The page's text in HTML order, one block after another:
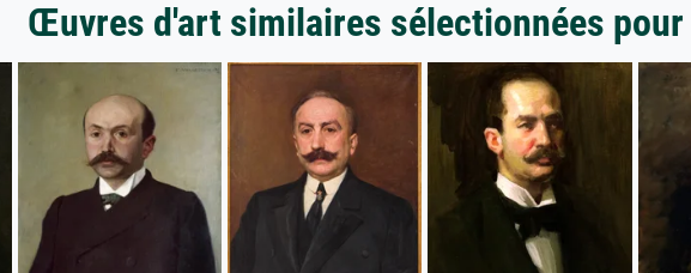
Œuvres d'art similaires sélectionnées pour